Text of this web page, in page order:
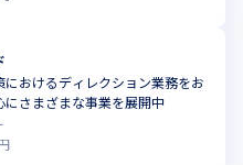
におけるディレクション業務をお
さまざまな事業を展開中